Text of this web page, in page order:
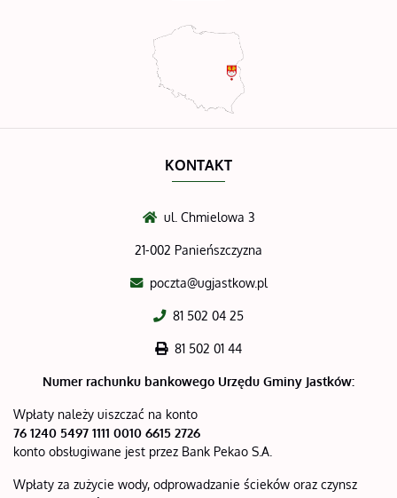
KONTAKT
ul. Chmielowa 3
21-002 Panieńszczyzna
poczta@ugjastkow.pl
81 502 04 25
81 502 01 44
Numer rachunku bankowego Urzędu Gminy Jastków:
Wpłaty należy uiszczać na konto
76 1240 5497 1111 0010 6615 2726
konto obsługiwane jest przez Bank Pekao S.A.
Wpłaty za zużycie wody, odprowadzanie ścieków oraz czynsz